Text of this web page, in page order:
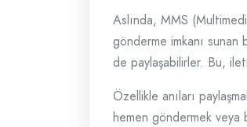
Aslında, MMS
gönderme imkanı sunan
de paylaşabilirler. Bu,
Özellikle anıları
hemen göndermek veya